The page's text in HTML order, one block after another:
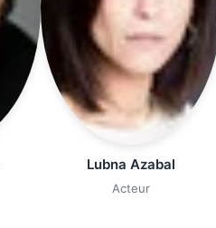
Lubna Azabal
Acteur